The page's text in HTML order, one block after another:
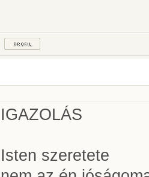
IGAZOLÁS
Isten szeretete